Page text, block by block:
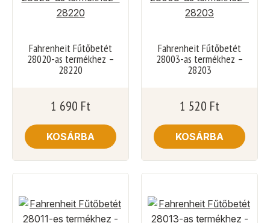
Fahrenheit Fűtőbetét
28020-as termékhez –
28220
1 690 Ft
KOSÁRBA
Fahrenheit Fűtőbetét
28003-as termékhez –
28203
1 520 Ft
KOSÁRBA